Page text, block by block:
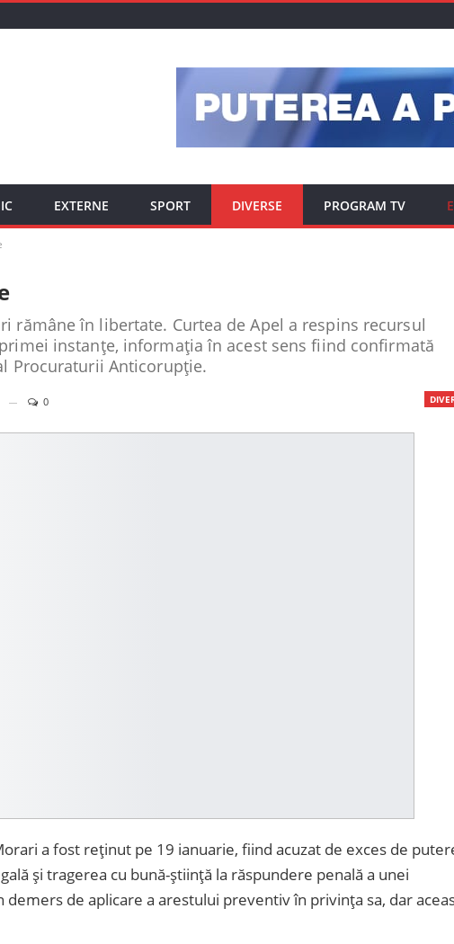
EXTERNE SPORT DIVERSE PROGRAM TV
rămâne în libertate. Curtea de Apel a respins recursul
instanțe, informația în acest sens fiind confirmată
Procuraturii Anticorupție.
0
a fost reținut pe 19 ianuarie, fiind acuzat de exces de
și tragerea cu bună-știință la răspundere penală a unei
de aplicare a arestului preventiv în privința sa, dar